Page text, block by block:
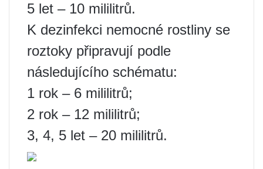
5 let – 10 mililitrů.
K dezinfekci nemocné rostliny se
roztoky připravují podle
následujícího schématu:
1 rok – 6 mililitrů;
2 rok – 12 mililitrů;
3, 4, 5 let – 20 mililitrů.